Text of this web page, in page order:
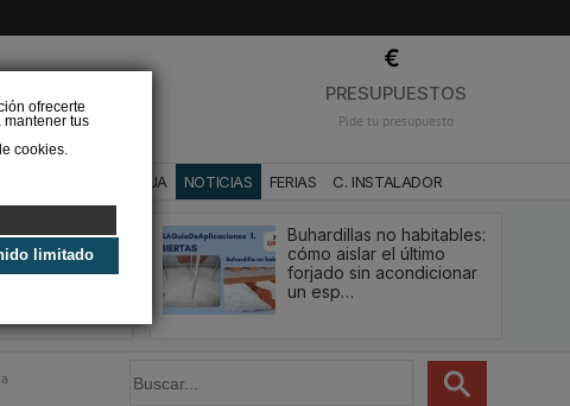
ofrecerte
tus
cookies.
limitado
PRESUPUESTOS
Pide tu presupuesto
BAÑO Y AGUA NOTICIAS FERIAS C. INSTALADOR
qué le va a
a tu
Buhardillas no habitables:
cómo aislar el último
forjado sin acondicionar
un esp…
u